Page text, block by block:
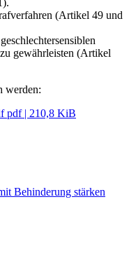
(Artikel 49 und
gewährleisten (Artikel
werden:
pdf| 210,8 KiB
Behinderung stärken